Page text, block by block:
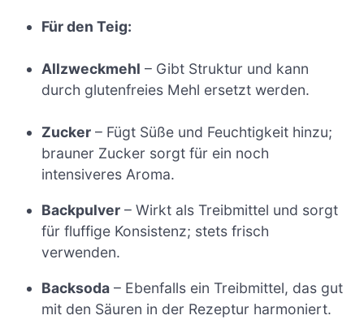
Für den Teig:
Allzweckmehl – Gibt Struktur und kann
durch glutenfreies Mehl ersetzt werden.
Zucker – Fügt Süße und Feuchtigkeit hinzu;
brauner Zucker sorgt für ein noch
intensiveres Aroma.
Backpulver – Wirkt als Treibmittel und sorgt
für fluffige Konsistenz; stets frisch
verwenden.
Backsoda – Ebenfalls ein Treibmittel, das gut
mit den Säuren in der Rezeptur harmoniert.